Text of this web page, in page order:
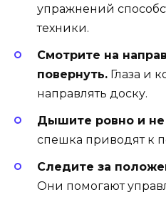
упражнений
техники.
Смотрите на
повернуть. Глаза и
направлять доску.
Дышите ровно и
спешка приводят к
Следите за
Они помогают